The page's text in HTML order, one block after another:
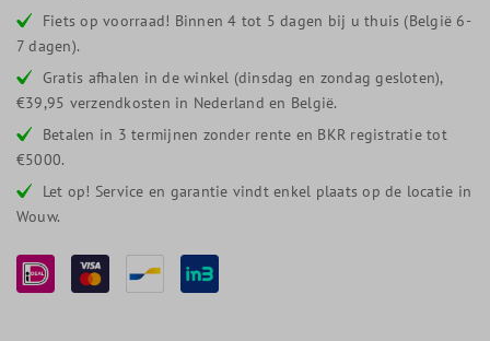
Fiets op voorraad! Binnen 4 tot 5 dagen bij u thuis (België 6-
7 dagen).
Gratis afhalen in de winkel (dinsdag en zondag gesloten),
€39,95 verzendkosten in Nederland en België.
Betalen in 3 termijnen zonder rente en BKR registratie tot
€5000.
Let op! Service en garantie vindt enkel plaats op de locatie in
Wouw.